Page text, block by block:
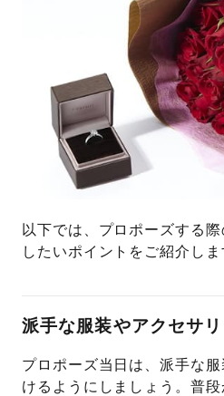
以下では、プロポーズする
したいポイントをご紹介しま
派手な服装やアクセサ
プロポーズ当日は、派手な
けるようにしましょう。普